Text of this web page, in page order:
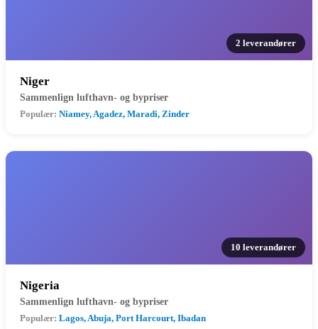
2 leverandører
Niger
Sammenlign lufthavn- og bypriser
Populær: Niamey, Agadez, Maradi, Zinder
10 leverandører
Nigeria
Sammenlign lufthavn- og bypriser
Populær: Lagos, Abuja, Port Harcourt, Ibadan